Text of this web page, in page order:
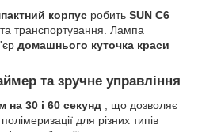
корпус робить SUN C6
транспортування. Лампа
домашнього куточка краси
та зручне управління
на 30 і 60 секунд , що дозволяє
для різних типів